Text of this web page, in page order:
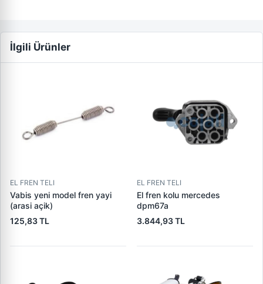
İlgili Ürünler
EL FREN TELI
Vabis yeni model fren yayi
(arasi açik)
125,83 TL
EL FREN TELI
El fren kolu mercedes
dpm67a
3.844,93 TL